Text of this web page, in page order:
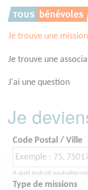
Je trouve une mission
Je trouve une
J'ai une question
Je
Code Postal / Ville
A quel endroit souhaitez-
Type de missions
Panneau de gestion des